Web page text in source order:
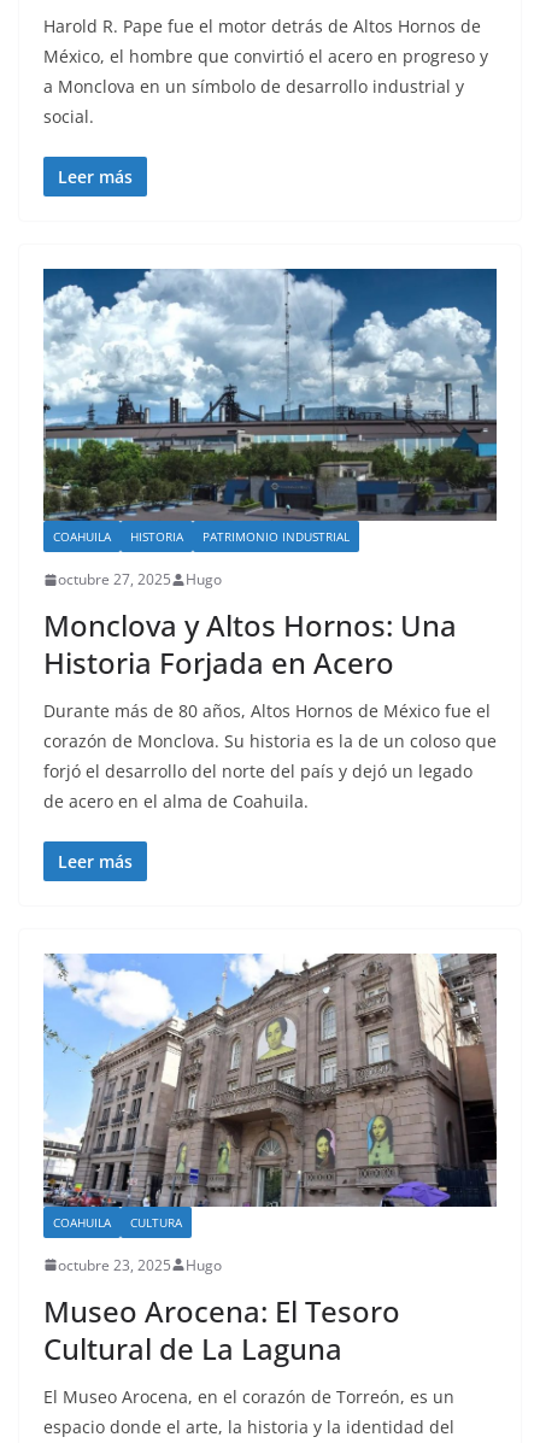
Harold R. Pape fue el motor detrás de Altos Hornos de
México, el hombre que convirtió el acero en progreso y
a Monclova en un símbolo de desarrollo industrial y
social.
Leer más
COAHUILA HISTORIA PATRIMONIO INDUSTRIAL
octubre 27, 2025 Hugo
Monclova y Altos Hornos: Una
Historia Forjada en Acero
Durante más de 80 años, Altos Hornos de México fue el
corazón de Monclova. Su historia es la de un coloso que
forjó el desarrollo del norte del país y dejó un legado
de acero en el alma de Coahuila.
Leer más
COAHUILA CULTURA
octubre 23, 2025 Hugo
Museo Arocena: El Tesoro
Cultural de La Laguna
El Museo Arocena, en el corazón de Torreón, es un
espacio donde el arte, la historia y la identidad del